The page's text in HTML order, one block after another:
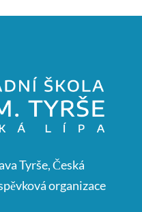
Tyrše, Česká
organizace